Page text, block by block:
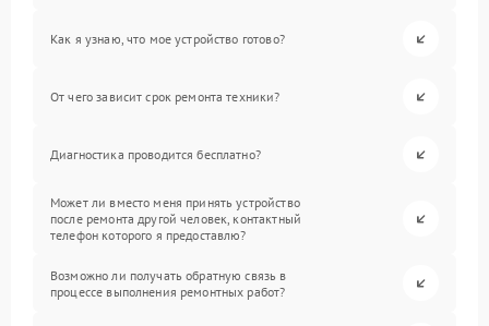
Как я узнаю, что мое устройство готово?
От чего зависит срок ремонта техники?
Диагностика проводится бесплатно?
Может ли вместо меня принять устройство
после ремонта другой человек, контактный
телефон которого я предоставлю?
Возможно ли получать обратную связь в
процессе выполнения ремонтных работ?